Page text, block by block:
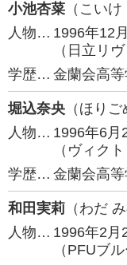
小池杏菜 （こいけ
人物… 1996年12
（日立リ
学歴… 金蘭会高
堀込奈央 （ほりご
人物… 1996年6月
（ヴィク
学歴… 金蘭会高
和田実莉 （わだ
人物… 1996年2月
（PFUブ